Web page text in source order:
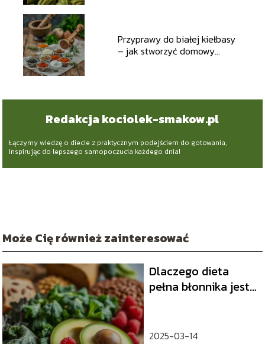
Przyprawy do białej kiełbasy
– jak stworzyć domowy
Redakcja kociolek-smakow.pl
Łączymy wiedzę o diecie z praktycznym podejściem do gotowania,
inspirując do lepszego samopoczucia każdego dnia!
Może Cię również zainteresować
Dlaczego dieta
pełna błonnika jest
pokarmowego?
2025-03-14